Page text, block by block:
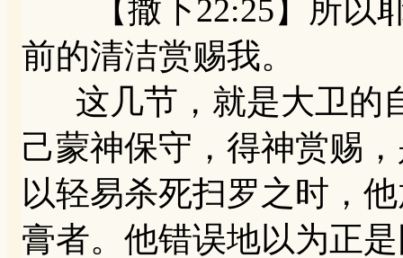
【撒下22:25】所以耶
前的清洁赏赐我。
这几节，就是大卫的
己蒙神保守，得神赏赐
以轻易杀死扫罗之时，
膏者。他错误地以为正